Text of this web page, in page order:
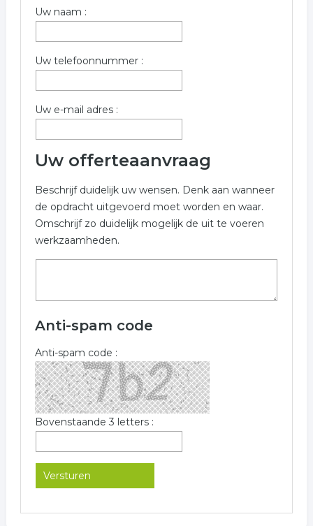
offerte formulier om meer informatie op te vragen over
Trefwoorden:
webdesign website bouwer
Uw naam :
Uw telefoonnummer :
Uw e-mail adres :
Uw offerteaanvraag
Beschrijf duidelijk uw wensen. Denk aan wanneer
de opdracht uitgevoerd moet worden en waar.
Omschrijf zo duidelijk mogelijk de uit te voeren
werkzaamheden.
Anti-spam code
Anti-spam code :
Bovenstaande 3 letters :